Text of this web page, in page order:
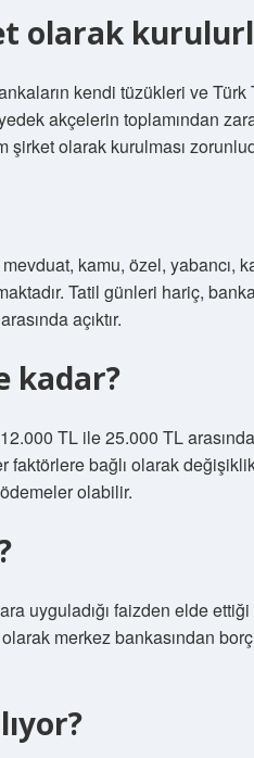
olarak
kendi tüzükleri ve
akçelerin toplamından
şirket olarak kurulması
kamu, özel, yabancı,
Tatil günleri hariç,
açıktır.
kadar?
TL ile 25.000 TL
bağlı olarak
olabilir.
uyguladığı faizden elde
merkez bankasından borç